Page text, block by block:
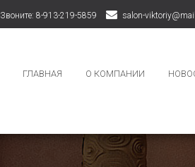
Звоните: 8-913-219-5859 salon-
ГЛАВНАЯ О КОМПАНИИ